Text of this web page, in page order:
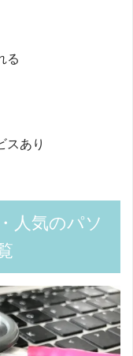
る
スあり
人気のパソ